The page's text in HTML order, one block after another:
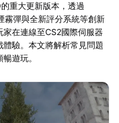
重大更新版本，透過
霧彈與全新評分系統等創新
在連線至CS2國際伺服器
驗。本文將解析常見問題
遊玩。